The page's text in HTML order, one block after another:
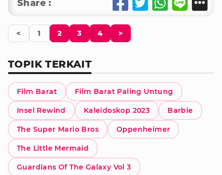
Share :
< 1 2 3 4 >
TOPIK TERKAIT
Film Barat Film Barat Paling Untung
Insel Rewind Kaleidoskop 2023 Barbie
The Super Mario Bros Oppenheimer
The Little Mermaid
Guardians Of The Galaxy Vol 3